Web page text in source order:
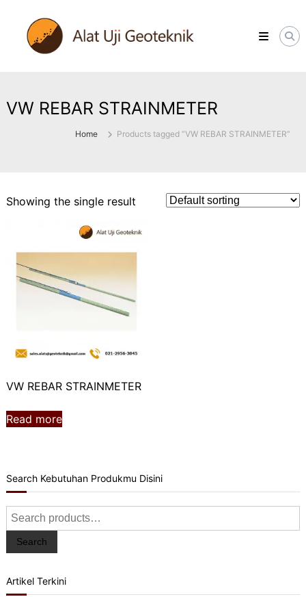
content
ALATUJIGEOTEKNIK.COM
DISTRIBUTOR
INSTRUMENT
VW REBAR STRAINMETER
Home Products tagged “VW REBAR STRAINMETER”
Showing the single result
VW REBAR STRAINMETER
Read more
Search Kebutuhan Produkmu Disini
Search
for:
Search
Artikel Terkini